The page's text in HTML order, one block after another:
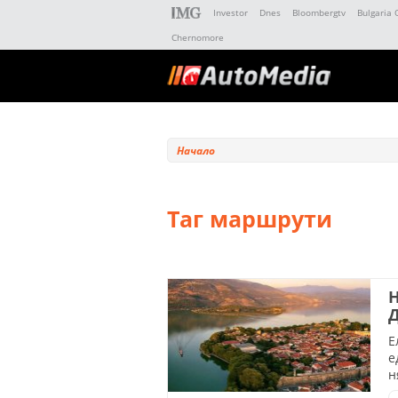
Investor Dnes Bloombergtv Bulgaria
Chernomore
Начало
Таг маршрути